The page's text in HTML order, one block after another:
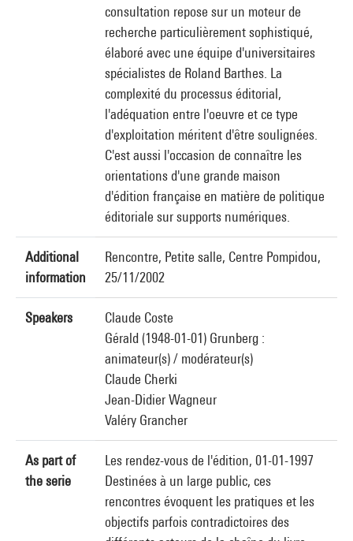
consultation repose sur un moteur de
recherche particulièrement sophistiqué,
élaboré avec une équipe d'universitaires
spécialistes de Roland Barthes. La
complexité du processus éditorial,
l'adéquation entre l'oeuvre et ce type
d'exploitation méritent d'être soulignées.
C'est aussi l'occasion de connaître les
orientations d'une grande maison
d'édition française en matière de politique
éditoriale sur supports numériques.
Additional
information
Rencontre, Petite salle, Centre Pompidou,
25/11/2002
Speakers
Claude Coste
Gérald (1948-01-01) Grunberg :
animateur(s) / modérateur(s)
Claude Cherki
Jean-Didier Wagneur
Valéry Grancher
As part of
the serie
Les rendez-vous de l'édition, 01-01-1997
Destinées à un large public, ces
rencontres évoquent les pratiques et les
objectifs parfois contradictoires des